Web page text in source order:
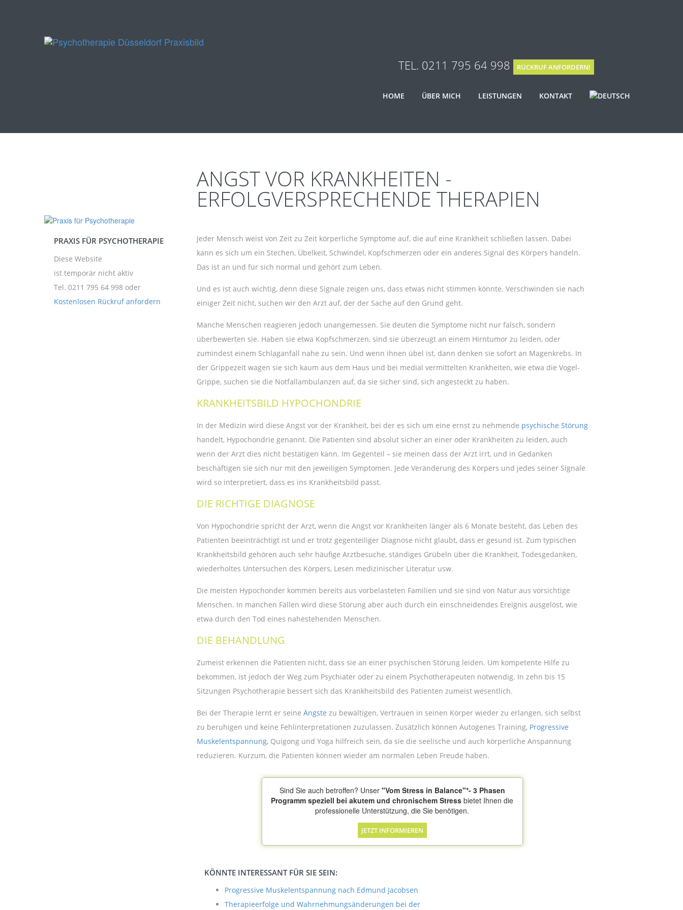
TEL. 0211 795 64 998 RÜCKRUF ANFORDERN!
HOME ÜBER MICH LEISTUNGEN KONTAKT
PRAXIS FÜR PSYCHOTHERAPIE
Diese Website
ist temporär nicht aktiv
Tel. 0211 795 64 998 oder
Kostenlosen Rückruf anfordern
ANGST VOR KRANKHEITEN -
ERFOLGVERSPRECHENDE THERAPIEN
Jeder Mensch weist von Zeit zu Zeit körperliche Symptome auf, die auf eine Krankheit schließen lassen. Dabei
kann es sich um ein Stechen, Übelkeit, Schwindel, Kopfschmerzen oder ein anderes Signal des Körpers handeln.
Das ist an und für sich normal und gehört zum Leben.
Und es ist auch wichtig, denn diese Signale zeigen uns, dass etwas nicht stimmen könnte. Verschwinden sie nach
einiger Zeit nicht, suchen wir den Arzt auf, der der Sache auf den Grund geht.
Manche Menschen reagieren jedoch unangemessen. Sie deuten die Symptome nicht nur falsch, sondern
überbewerten sie. Haben sie etwa Kopfschmerzen, sind sie überzeugt an einem Hirntumor zu leiden, oder
zumindest einem Schlaganfall nahe zu sein. Und wenn ihnen übel ist, dann denken sie sofort an Magenkrebs. In
der Grippezeit wagen sie sich kaum aus dem Haus und bei medial vermittelten Krankheiten, wie etwa die Vogel-
Grippe, suchen sie die Notfallambulanzen auf, da sie sicher sind, sich angesteckt zu haben.
KRANKHEITSBILD HYPOCHONDRIE
In der Medizin wird diese Angst vor der Krankheit, bei der es sich um eine ernst zu nehmende psychische Störung
handelt, Hypochondrie genannt. Die Patienten sind absolut sicher an einer oder Krankheiten zu leiden, auch
wenn der Arzt dies nicht bestätigen kann. Im Gegenteil – sie meinen dass der Arzt irrt, und in Gedanken
beschäftigen sie sich nur mit den jeweiligen Symptomen. Jede Veränderung des Körpers und jedes seiner Signale
wird so interpretiert, dass es ins Krankheitsbild passt.
DIE RICHTIGE DIAGNOSE
Von Hypochondrie spricht der Arzt, wenn die Angst vor Krankheiten länger als 6 Monate besteht, das Leben des
Patienten beeinträchtigt ist und er trotz gegenteiliger Diagnose nicht glaubt, dass er gesund ist. Zum typischen
Krankheitsbild gehören auch sehr häufige Arztbesuche, ständiges Grübeln über die Krankheit, Todesgedanken,
wiederholtes Untersuchen des Körpers, Lesen medizinischer Literatur usw.
Die meisten Hypochonder kommen bereits aus vorbelasteten Familien und sie sind von Natur aus vorsichtige
Menschen. In manchen Fällen wird diese Störung aber auch durch ein einschneidendes Ereignis ausgelöst, wie
etwa durch den Tod eines nahestehenden Menschen.
DIE BEHANDLUNG
Zumeist erkennen die Patienten nicht, dass sie an einer psychischen Störung leiden. Um kompetente Hilfe zu
bekommen, ist jedoch der Weg zum Psychiater oder zu einem Psychotherapeuten notwendig. In zehn bis 15
Sitzungen Psychotherapie bessert sich das Krankheitsbild des Patienten zumeist wesentlich.
Bei der Therapie lernt er seine Ängste zu bewältigen, Vertrauen in seinen Körper wieder zu erlangen, sich selbst
zu beruhigen und keine Fehlinterpretationen zuzulassen. Zusätzlich können Autogenes Training, Progressive
Muskelentspannung, Quigong und Yoga hilfreich sein, da sie die seelische und auch körperliche Anspannung
reduzieren. Kurzum, die Patienten können wieder am normalen Leben Freude haben.
Sind Sie auch betroffen? Unser "Vom Stress in Balance"*- 3 Phasen
Programm speziell bei akutem und chronischem Stress bietet Ihnen die
professionelle Unterstützung, die Sie benötigen.
JETZT INFORMIEREN
KÖNNTE INTERESSANT FÜR SIE SEIN:
Progressive Muskelentspannung nach Edmund Jacobsen
Therapieerfolge und Wahrnehmungsänderungen bei der